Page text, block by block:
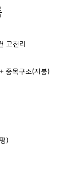
고천리
중목구조(지붕)
)